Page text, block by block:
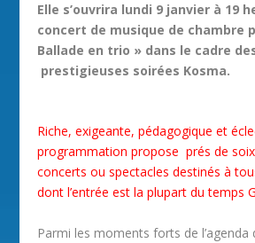
Elle s’ouvrira lundi 9 janvier à 19
concert de musique de chambre
Ballade en trio » dans le cadre
prestigieuses soirées Kosma.
Riche, exigeante, pédagogique et
programmation propose prés de
concerts ou spectacles destinés à
dont l’entrée est la plupart du temps
Parmi les moments forts de l’agenda